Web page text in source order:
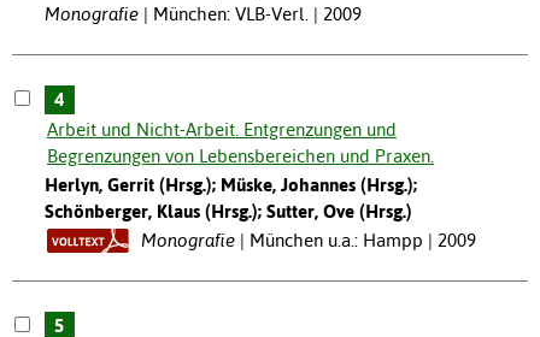
Monografie
München: VLB-Verl. | 2009
4
Arbeit und Nicht-Arbeit. Entgrenzungen und
Begrenzungen von Lebensbereichen und Praxen.
Herlyn, Gerrit (Hrsg.); Müske, Johannes (Hrsg.);
Schönberger, Klaus (Hrsg.); Sutter, Ove (Hrsg.)
Monografie
München u.a.: Hampp | 2009
5